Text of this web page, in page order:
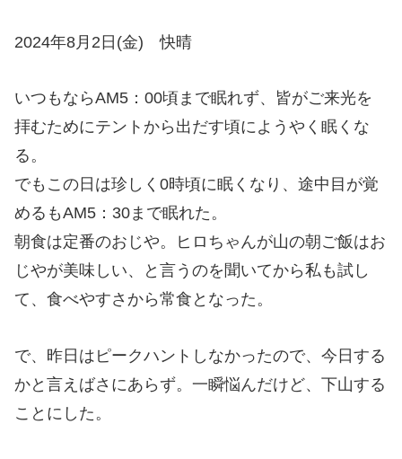
2024年8月2日(金) 快晴
いつもならAM5：00頃まで眠れず、皆がご来光を
拝むためにテントから出だす頃にようやく眠くな
る。
でもこの日は珍しく0時頃に眠くなり、途中目が覚
めるもAM5：30まで眠れた。
朝食は定番のおじや。ヒロちゃんが山の朝ご飯はお
じやが美味しい、と言うのを聞いてから私も試し
て、食べやすさから常食となった。
で、昨日はピークハントしなかったので、今日する
かと言えばさにあらず。一瞬悩んだけど、下山する
ことにした。